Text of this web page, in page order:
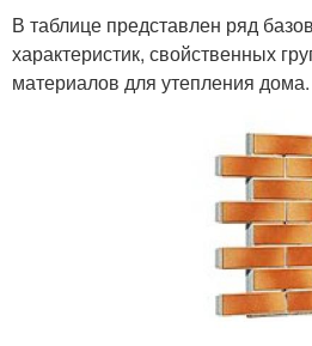
В таблице представлен ряд
характеристик, свойственных
материалов для утепления дома.